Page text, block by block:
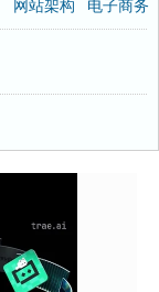
网站架构 电子商务